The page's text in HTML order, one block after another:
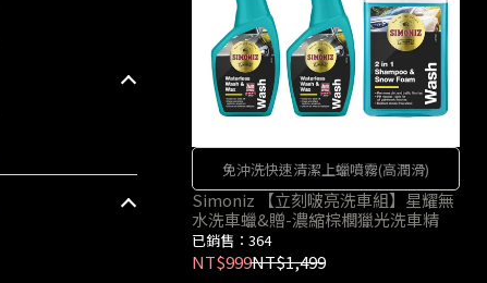
免沖洗快速清潔上蠟噴霧(高潤滑)
Simoniz 【立刻啵亮洗車組】星耀無
水洗車蠟&贈-濃縮棕櫚獵光洗車精
已銷售：364
NT$999NT$1,499